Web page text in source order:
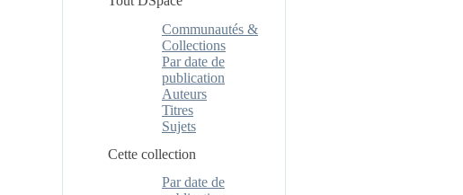
Communautés &
Collections
Par date de
publication
Auteurs
Titres
Sujets
Cette collection
Par date de